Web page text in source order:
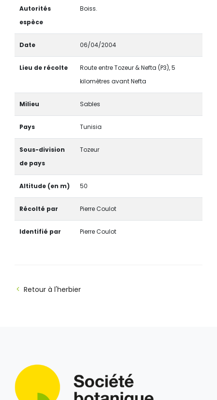
Autorités
espèce
Boiss.
Date 06/04/2004
Lieu de récolte
Route entre Tozeur & Nefta (P3), 5
kilomètres avant Nefta
Milieu Sables
Pays Tunisia
Sous-division
de pays
Tozeur
Altitude (en m) 50
Récolté par Pierre Coulot
Identifié par Pierre Coulot
Retour à l'herbier